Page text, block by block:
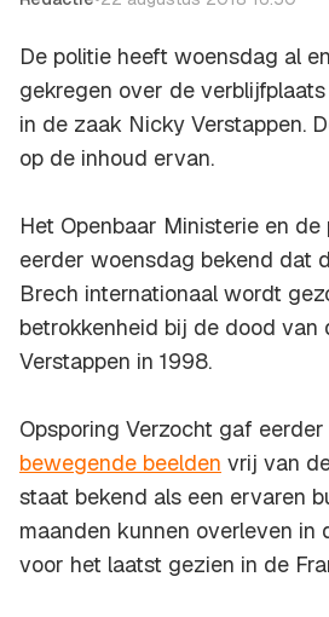
De politie heeft woensdag al
gekregen over de
in de zaak Nicky Verstappen.
op de inhoud ervan.
Het Openbaar Ministerie en
eerder woensdag bekend dat
Brech internationaal wordt
betrokkenheid bij de dood
Verstappen in 1998.
Opsporing Verzocht gaf
bewegende beelden vrij van
staat bekend als een ervaren
maanden kunnen overleven in
voor het laatst gezien in de